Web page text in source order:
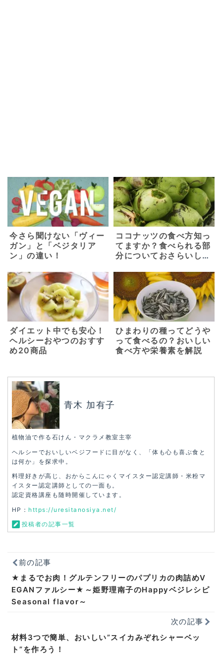
今さら聞けない「ヴィー
ガン」と「ベジタリア
ン」の違い！
ココナッツの食べ方知っ
てますか？食べられる部
分についておさらいしよ
ダイエット中でも安心！
ヘルシーおやつのおすす
め20商品
ひまわりの種ってどうや
って食べるの？おいしい
食べ方や栄養素を解説
青木 加有子
植物油で作る石けん・マクラメ教室主宰
ヘルシーでおいしいベジフードに目がなく、「体も心も喜ぶ食と
は何か」を探求中。
料理好きが高じ、おからこんにゃくマイスター認定講師・米粉マ
イスター認定講師としての一面も。
認定資格講座も随時開催しています。
HP： https://uresitanosiya.net/
投稿者の記事一覧
前の記事
★まるでお肉！グルテンフリーのパプリカの肉詰めV
EGANファルシー★～姫野理南子のHappyベジレシピ
Seasonal flavor～
次の記事
材料3つで簡単、おいしい”スイカみぞれシャーベッ
ト”を作ろう！